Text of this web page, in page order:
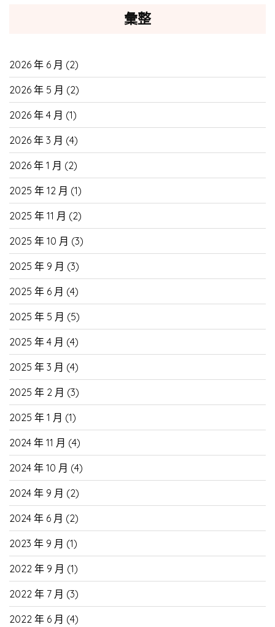
彙整
2026 年 6 月 (2)
2026 年 5 月 (2)
2026 年 4 月 (1)
2026 年 3 月 (4)
2026 年 1 月 (2)
2025 年 12 月 (1)
2025 年 11 月 (2)
2025 年 10 月 (3)
2025 年 9 月 (3)
2025 年 6 月 (4)
2025 年 5 月 (5)
2025 年 4 月 (4)
2025 年 3 月 (4)
2025 年 2 月 (3)
2025 年 1 月 (1)
2024 年 11 月 (4)
2024 年 10 月 (4)
2024 年 9 月 (2)
2024 年 6 月 (2)
2023 年 9 月 (1)
2022 年 9 月 (1)
2022 年 7 月 (3)
2022 年 6 月 (4)